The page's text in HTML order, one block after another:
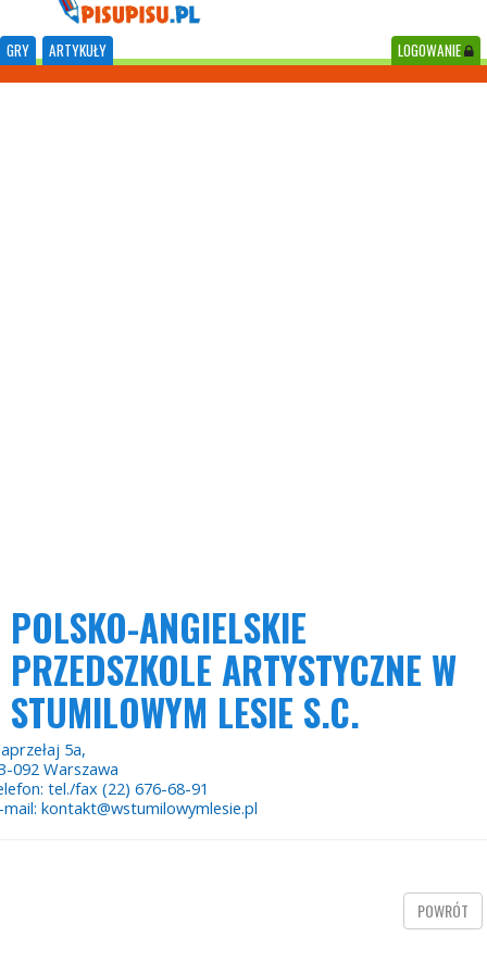
GRY ARTYKUŁY LOGOWANIE
POLSKO-ANGIELSKIE
PRZEDSZKOLE ARTYSTYCZNE W
STUMILOWYM LESIE S.C.
5a,
092 Warszawa
tel./fax (22) 676-68-91
kontakt@wstumilowymlesie.pl
POWRÓT